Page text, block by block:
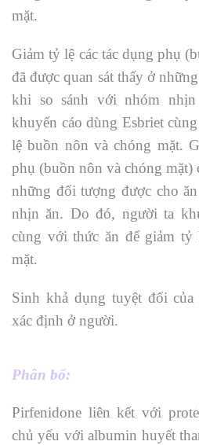
mặt.
Giảm tỷ lệ các tác dụng phụ
đã được quan sát thấy ở
khi so sánh với nhóm
khuyến cáo dùng Esbriet
lệ buồn nôn và chóng mặt.
phụ (buồn nôn và chóng mặt)
những đối tượng được cho
nhịn ăn. Do đó, người ta
cùng với thức ăn để giảm tỷ
mặt.
Sinh khả dụng tuyệt đối của
xác định ở người.
Phân bổ:
Pirfenidone liên kết với
chủ yếu với albumin huyết